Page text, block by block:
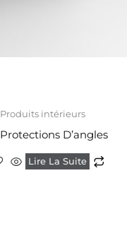
Produits intérieurs
Protections D’angles
Lire La Suite